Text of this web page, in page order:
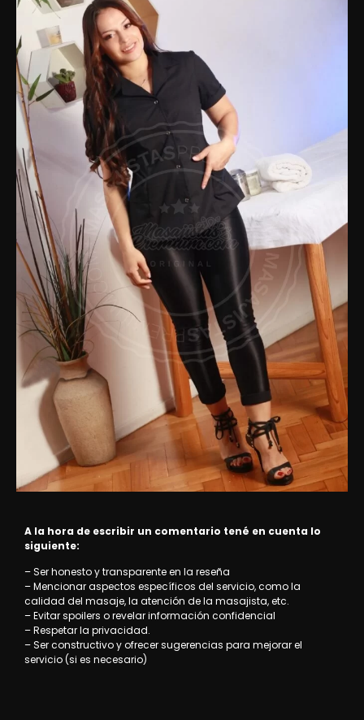
A la hora de escribir un comentario tené en cuenta lo
siguiente:
– Ser honesto y transparente en la reseña
– Mencionar aspectos específicos del servicio, como la
calidad del masaje, la atención de la masajista, etc.
– Evitar spoilers o revelar información confidencial
– Respetar la privacidad.
– Ser constructivo y ofrecer sugerencias para mejorar el
servicio (si es necesario)